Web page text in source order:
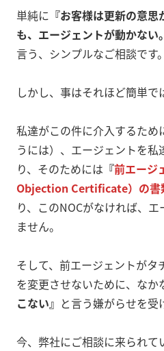
単純に 『お客様は更新の意
も、エージェントが動かない
言う、シンプルなご相談です。
しかし、事はそれほど簡単で
私達がこの件に介入するた
うには）、エージェントを
り、そのためには 『前エージ
Objection Certificate）の書
り、このNOCがなければ、
ません。
そして、前エージェントがタ
を変更させないために、なか
こない』 と言う嫌がらせを受
今、弊社にご相談に来られ